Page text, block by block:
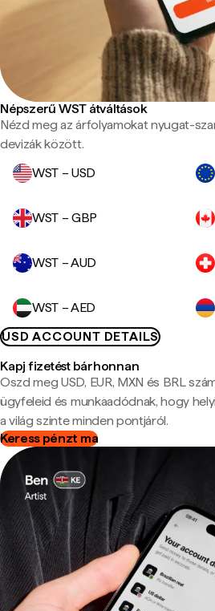
Népszerű WST átváltások
Nézd meg az árfolyamokat nyugat-
devizák között.
WST – USD
WST – GBP
WST – AUD
WST – AED
USD ACCOUNT DETAILS
Kapj fizetést bárhonnan
Oszd meg USD, EUR, MXN és BRL
ügyfeleid és munkaadódnak, hogy
a világ szinte minden pontjáról.
Keress pénzt ma